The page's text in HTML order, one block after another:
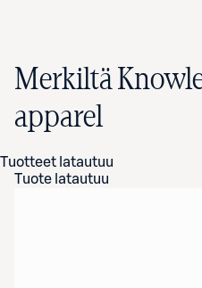
Merkiltä
apparel
Tuotteet latautuu
Tuote latautuu